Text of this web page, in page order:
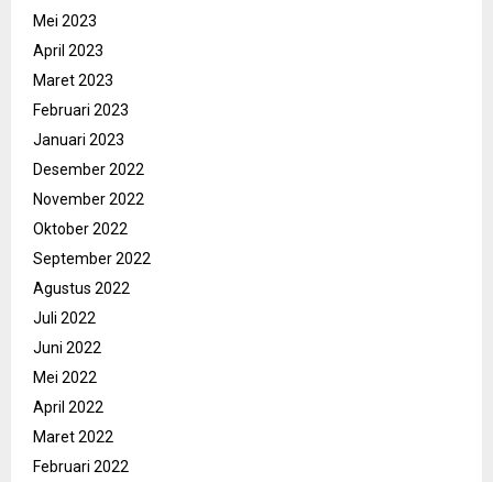
Mei 2023
April 2023
Maret 2023
Februari 2023
Januari 2023
Desember 2022
November 2022
Oktober 2022
September 2022
Agustus 2022
Juli 2022
Juni 2022
Mei 2022
April 2022
Maret 2022
Februari 2022